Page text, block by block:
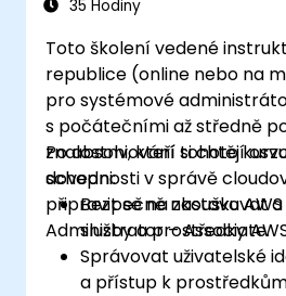
35 Hodiny
Toto školení vedené
republice (online nebo na
pro systémové
s počátečními až středně
znalostmi, kteří si chtějí
dovednosti v správě
připravit se na zkoušku
Administrator – Associate.
Po absolvování tohoto
schopni:
Bezpečně nastavovat
služby a prostředky
Správovat uživatelské
a přístup k prostředkům